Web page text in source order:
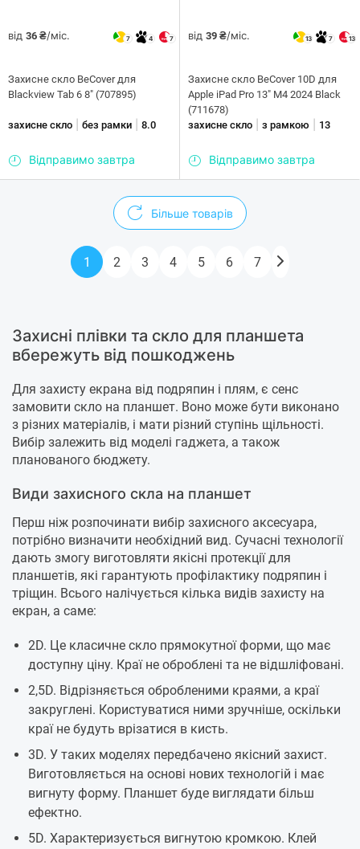
від 36 ₴/міс. 7 4 7
Захисне скло BeCover для
Blackview Tab 6 8" (707895)
захисне скло без рамки 8.0
Відправимо завтра
від 39 ₴/міс. 13 7 13
Захисне скло BeCover 10D для
Apple iPad Pro 13" M4 2024 Black
(711678)
захисне скло
з рамкою 13
Відправимо завтра
Більше товарів
1 2 3 4 5 6 7
Захисні плівки та скло для планшета
вбережуть від пошкоджень
Для захисту екрана від подряпин і плям, є сенс
замовити скло на планшет. Воно може бути виконано
з різних матеріалів, і мати різний ступінь щільності.
Вибір залежить від моделі гаджета, а також
планованого бюджету.
Види захисного скла на планшет
Перш ніж розпочинати вибір захисного аксесуара,
потрібно визначити необхідний вид. Сучасні технології
дають змогу виготовляти якісні протекції для
планшетів, які гарантують профілактику подряпин і
тріщин. Всього налічується кілька видів захисту на
екран, а саме:
2D. Це класичне скло прямокутної форми, що має
доступну ціну. Краї не оброблені та не відшліфовані.
2,5D. Відрізняється обробленими краями, а краї
закруглені. Користуватися ними зручніше, оскільки
краї не будуть врізатися в кисть.
3D. У таких моделях передбачено якісний захист.
Виготовляється на основі нових технологій і має
вигнуту форму. Планшет буде виглядати більш
ефектно.
5D. Характеризується вигнутою кромкою. Клей